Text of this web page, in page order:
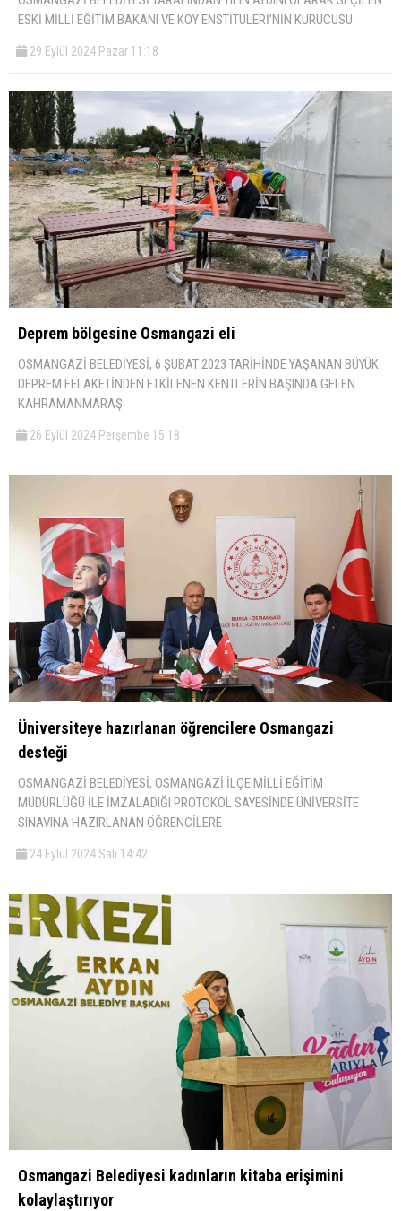
ESKİ MİLLİ EĞİTİM BAKANI VE KÖY ENSTİTÜLERİ’NİN KURUCUSU
29 Eylül 2024 Pazar 11:18
Deprem bölgesine Osmangazi eli
OSMANGAZİ BELEDİYESİ, 6 ŞUBAT 2023 TARİHİNDE YAŞANAN BÜYÜK
DEPREM FELAKETİNDEN ETKİLENEN KENTLERİN BAŞINDA GELEN
KAHRAMANMARAŞ
26 Eylül 2024 Perşembe 15:18
Üniversiteye hazırlanan öğrencilere Osmangazi
desteği
OSMANGAZİ BELEDİYESİ, OSMANGAZİ İLÇE MİLLİ EĞİTİM
MÜDÜRLÜĞÜ İLE İMZALADIĞI PROTOKOL SAYESİNDE ÜNİVERSİTE
SINAVINA HAZIRLANAN ÖĞRENCİLERE
24 Eylül 2024 Salı 14:42
Osmangazi Belediyesi kadınların kitaba erişimini
kolaylaştırıyor